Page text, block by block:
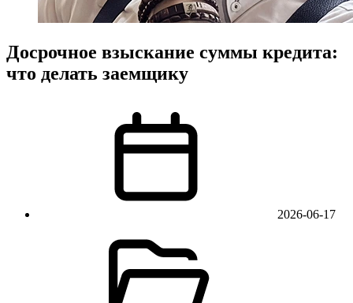
Досрочное взыскание суммы кредита:
что делать заемщику
2026-06-17